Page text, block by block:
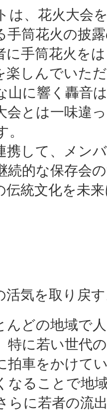
は、花火大会
手筒花火の披
に手筒花火を
楽しんでいた
山に響く轟音
会とは一味違
携して、メン
続的な保存会
伝統文化を未
活気を取り戻
んどの地域で
特に若い世代
拍車をかけて
なることで地
らに若者の流